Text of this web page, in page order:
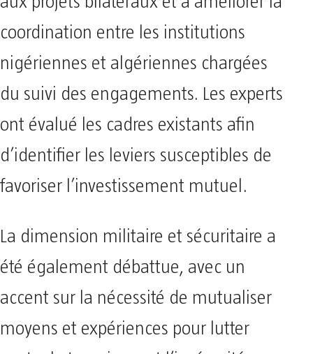
coordination entre les institutions
nigériennes et algériennes chargées
du suivi des engagements. Les experts
ont évalué les cadres existants afin
d’identifier les leviers susceptibles de
favoriser l’investissement mutuel.
La dimension militaire et sécuritaire a
été également débattue, avec un
accent sur la nécessité de mutualiser
moyens et expériences pour lutter